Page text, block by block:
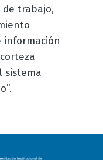
de trabajo,
sistema